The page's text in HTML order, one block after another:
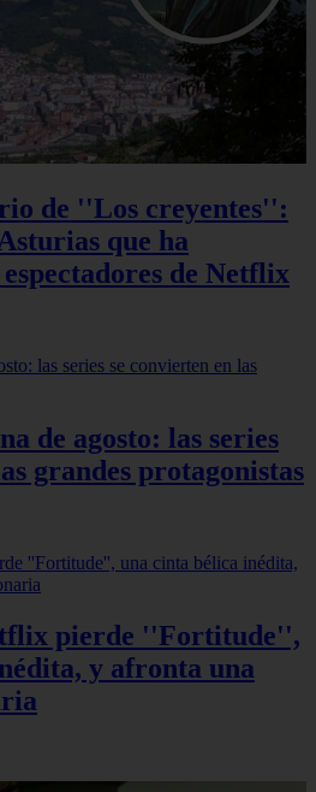
de ''Los creyentes'':
que ha
de Netflix
de agosto: las series
grandes protagonistas
pierde ''Fortitude'',
y afronta una